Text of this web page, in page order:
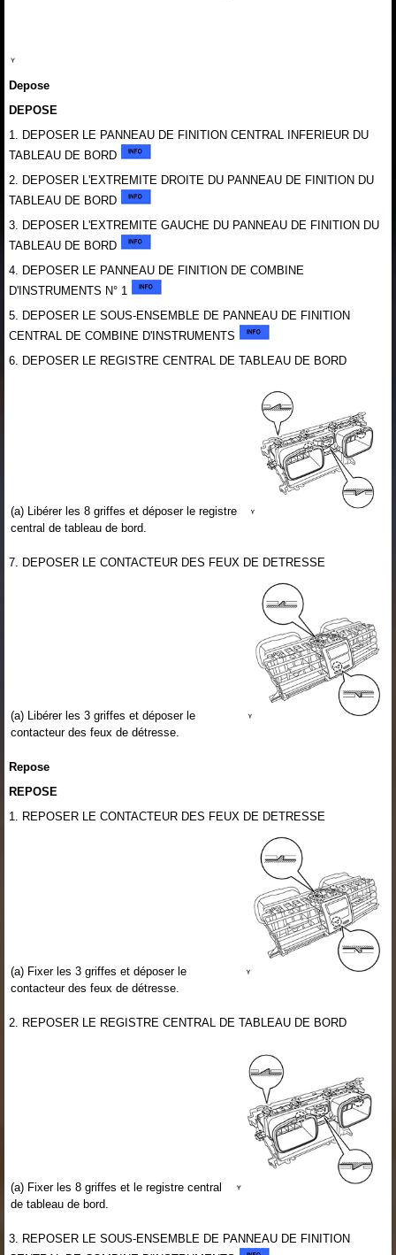
Depose
DEPOSE
1. DEPOSER LE PANNEAU DE FINITION CENTRAL INFERIEUR DU
TABLEAU DE BORD
2. DEPOSER L'EXTREMITE DROITE DU PANNEAU DE FINITION DU
TABLEAU DE BORD
3. DEPOSER L'EXTREMITE GAUCHE DU PANNEAU DE FINITION DU
TABLEAU DE BORD
4. DEPOSER LE PANNEAU DE FINITION DE COMBINE
D'INSTRUMENTS N° 1
5. DEPOSER LE SOUS-ENSEMBLE DE PANNEAU DE FINITION
CENTRAL DE COMBINE D'INSTRUMENTS
6. DEPOSER LE REGISTRE CENTRAL DE TABLEAU DE BORD
(a) Libérer les 8 griffes et déposer le registre
central de tableau de bord.
7. DEPOSER LE CONTACTEUR DES FEUX DE DETRESSE
(a) Libérer les 3 griffes et déposer le
contacteur des feux de détresse.
Repose
REPOSE
1. REPOSER LE CONTACTEUR DES FEUX DE DETRESSE
(a) Fixer les 3 griffes et déposer le
contacteur des feux de détresse.
2. REPOSER LE REGISTRE CENTRAL DE TABLEAU DE BORD
(a) Fixer les 8 griffes et le registre central
de tableau de bord.
3. REPOSER LE SOUS-ENSEMBLE DE PANNEAU DE FINITION